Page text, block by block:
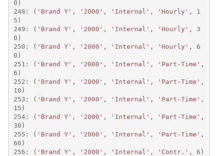
0 )
248 : ( 'Brand Y' , '2000' , 'Internal' , 'Hourly' ,
1
5 )
249 : ( 'Brand Y' , '2000' , 'Internal' , 'Hourly' ,
3
0 )
250 : ( 'Brand Y' , '2000' , 'Internal' , 'Hourly' ,
6
0 )
251 : ( 'Brand Y' , '2000' , 'Internal' , 'Part-Time' ,
6 )
252 : ( 'Brand Y' , '2000' , 'Internal' , 'Part-Time' ,
10 )
253 : ( 'Brand Y' , '2000' , 'Internal' , 'Part-Time' ,
15 )
254: ( 'Brand Y' , '2000' , 'Internal' , 'Part-Time' ,
30 )
255 : ( 'Brand Y' , '2000' , 'Internal' , 'Part-Time' ,
60 )
256 : ( 'Brand Y' , '2000' , 'Internal' , 'Contr.' , 6 )